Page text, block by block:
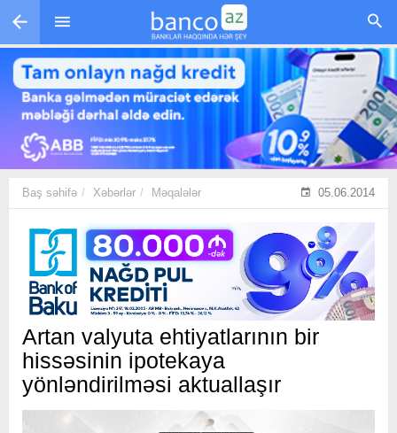
Skip to main content
Baş səhifə Xəbərlər Məqalələr 05.06.2014
Artan valyuta ehtiyatlarının bir
hissəsinin ipotekaya
yönləndirilməsi aktuallaşır